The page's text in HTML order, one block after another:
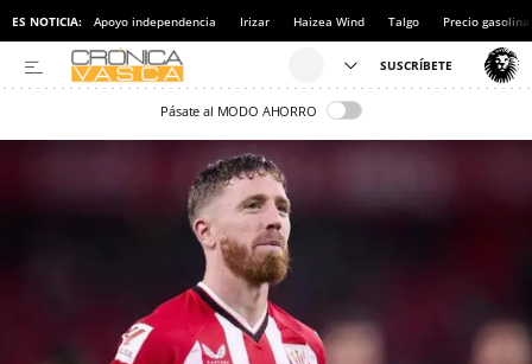
ES NOTICIA: Apoyo independencia Irizar Haizea Wind Talgo Precio gasolina
Pásate al MODO AHORRO